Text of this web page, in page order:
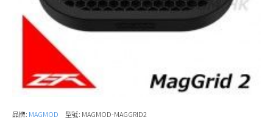
品牌: MAGMOD 型號: MAGMOD-MAGGRID2